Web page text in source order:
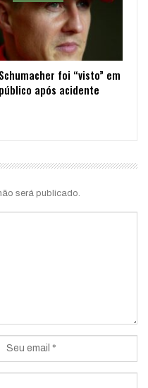
Schumacher foi “visto” em
público após acidente
será publicado.